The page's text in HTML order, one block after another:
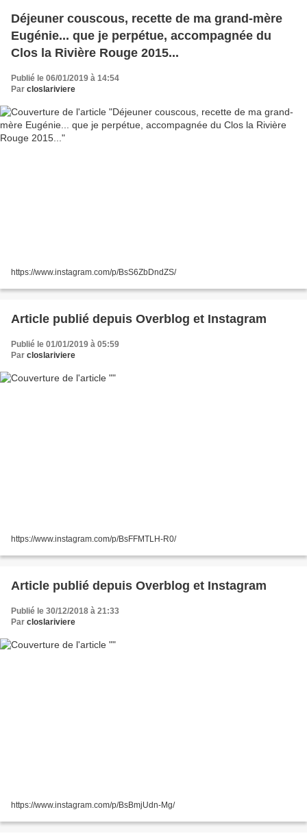
Déjeuner couscous, recette de ma grand-mère
Eugénie... que je perpétue, accompagnée du
Clos la Rivière Rouge 2015...
Publié le 06/01/2019 à 14:54
Par closlariviere
https://www.instagram.com/p/BsS6ZbDndZS/
Article publié depuis Overblog et Instagram
Publié le 01/01/2019 à 05:59
Par closlariviere
https://www.instagram.com/p/BsFFMTLH-R0/
Article publié depuis Overblog et Instagram
Publié le 30/12/2018 à 21:33
Par closlariviere
https://www.instagram.com/p/BsBmjUdn-Mg/